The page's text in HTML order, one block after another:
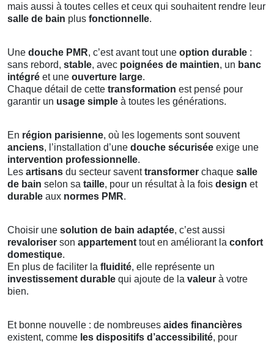
mais aussi à toutes celles et ceux qui souhaitent rendre leur
salle de bain plus fonctionnelle.
Une douche PMR, c’est avant tout une option durable :
sans rebord, stable, avec poignées de maintien, un banc
intégré et une ouverture large.
Chaque détail de cette transformation est pensé pour
garantir un usage simple à toutes les générations.
En région parisienne, où les logements sont souvent
anciens, l’installation d’une douche sécurisée exige une
intervention professionnelle.
Les artisans du secteur saventtransformer chaque salle
de bain selon sa taille, pour un résultat à la fois design et
durable aux normes PMR.
Choisir une solution de bain adaptée, c’est aussi
revaloriser son appartement tout en améliorant la confort
domestique.
En plus de faciliter la fluidité, elle représente un
investissement durable qui ajoute de la valeur à votre
bien.
Et bonne nouvelle : de nombreuses aides financières
existent, comme les dispositifs d’accessibilité, pour